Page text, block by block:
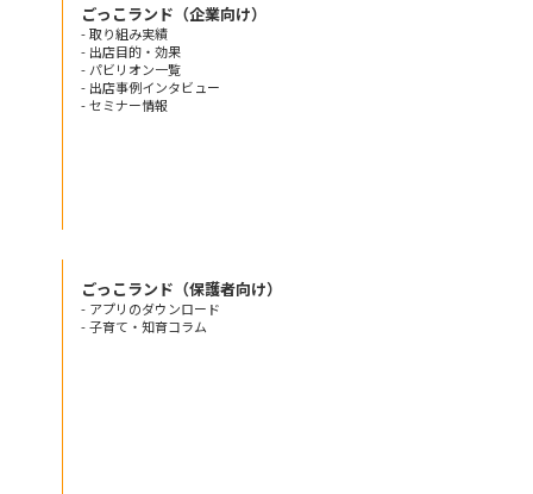
ごっこランド（企業向け）
- 取り組み実績
- 出店目的・効果
- パビリオン一覧
- 出店事例インタビュー
- セミナー情報
ごっこランド（保護者向け）
- アプリのダウンロード
- 子育て・知育コラム